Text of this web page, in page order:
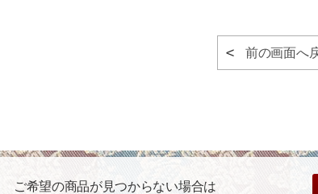
前の画面へ
ご希望の商品が見つからない場合は